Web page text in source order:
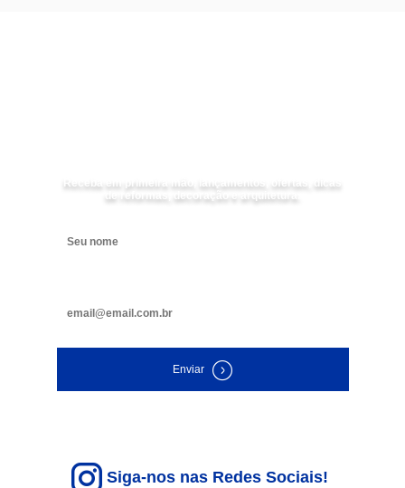
Receba em primeira mão, lançamentos, ofertas, dicas
de reformas, decoração e arquitetura.
Enviar
Siga-nos nas Redes Sociais!